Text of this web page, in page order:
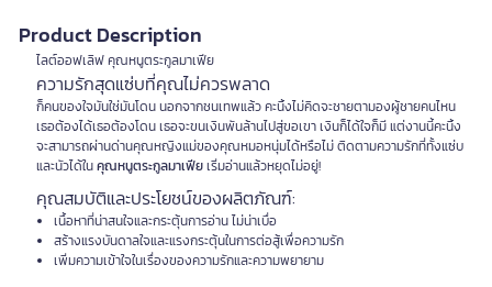
Product Description
ไลต์ออฟเลิฟ คุณหนูตระกูลมาเฟีย
ความรักสุดแซ่บที่คุณไม่ควรพลาด
ก็คนของใจมันใช่มันโดน นอกจากชนเทพแล้ว คะนิ้งไม่คิดจะชายตามองผู้ชายคนไหน
เธอต้องได้เธอต้องโดน เธอจะขนเงินพันล้านไปสู่ขอเขา เงินก็ได้ใจก็มี แต่งานนี้คะนิ้ง
จะสามารถผ่านด่านคุณหญิงแม่ของคุณหมอหนุ่มได้หรือไม่ ติดตามความรักที่ทั้งแซ่บ
และนัวได้ในคุณหนูตระกูลมาเฟียเริ่มอ่านแล้วหยุดไม่อยู่!
คุณสมบัติและประโยชน์ของผลิตภัณฑ์:
เนื้อหาที่น่าสนใจและกระตุ้นการอ่าน ไม่น่าเบื่อ
สร้างแรงบันดาลใจและแรงกระตุ้นในการต่อสู้เพื่อความรัก
เพิ่มความเข้าใจในเรื่องของความรักและความพยายาม